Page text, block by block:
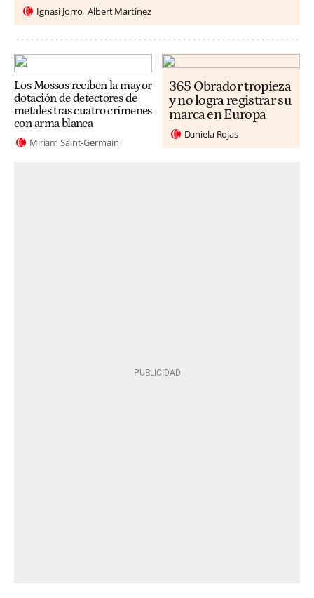
Ignasi Jorro Albert Martínez
Los Mossos reciben la mayor
dotación de detectores de
metales tras cuatro crímenes
con arma blanca
Miriam Saint-Germain
365 Obrador tropieza
y no logra registrar su
marca en Europa
Daniela Rojas